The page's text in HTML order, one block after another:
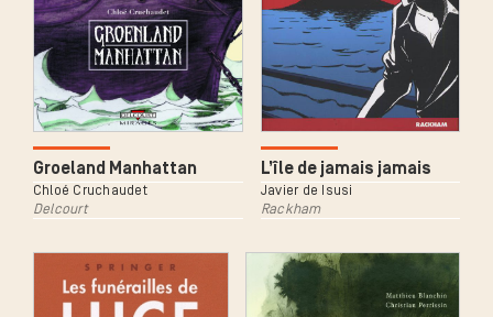
Groeland Manhattan
Chloé Cruchaudet
Delcourt
L’île de jamais jamais
Javier de Isusi
Rackham